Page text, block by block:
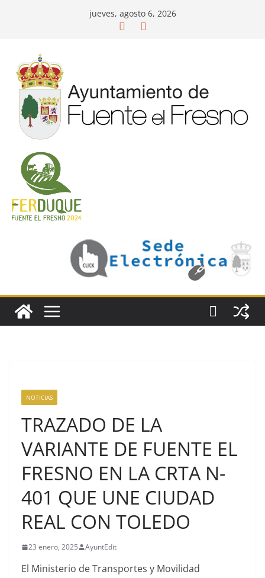
jueves, agosto 6, 2026
NOTICIAS
TRAZADO DE LA
VARIANTE DE FUENTE EL
FRESNO EN LA CRTA N-
401 QUE UNE CIUDAD
REAL CON TOLEDO
23 enero, 2025 AyuntEdit
El Ministerio de Transportes y Movilidad